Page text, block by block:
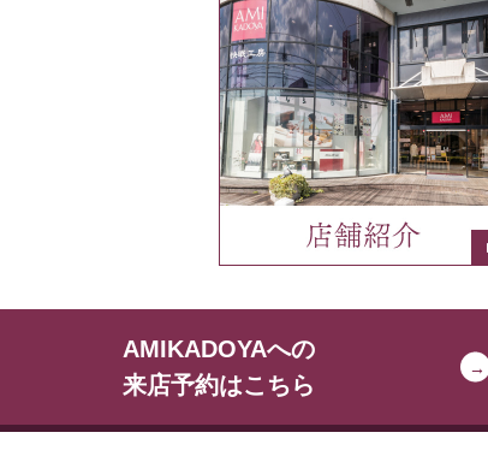
AMIKADOYAへの
来店予約はこちら